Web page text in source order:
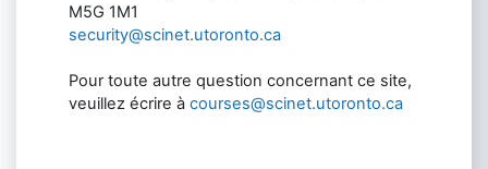
M5G 1M1
security@scinet.utoronto.ca
Pour toute autre question concernant ce site,
veuillez écrire à courses@scinet.utoronto.ca